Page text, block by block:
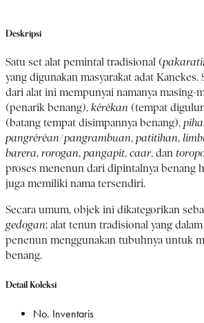
Deskripsi
Satu set alat pemintal tradisional (
yang digunakan masyarakat adat
dari alat ini mempunyai namanya masing-
(penarik benang), kérékan (tempat
(batang tempat disimpannya benang),
pangréréan/pangrambuan, patitihan,
barera, rorogan, pangapit, caar, dan
proses menenun dari dipintalnya benang
juga memiliki nama tersendiri.
Secara umum, objek ini dikategorikan
gedogan; alat tenun tradisional yang
penenun menggunakan tubuhnya untuk
benang.
Detail Koleksi
No. Inventaris